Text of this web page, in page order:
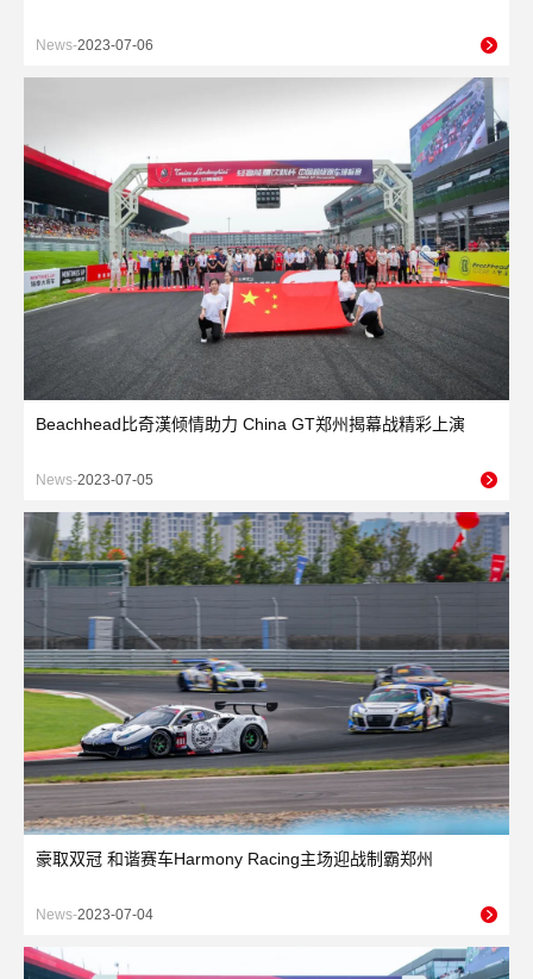
News-2023-07-06
Beachhead比奇漢倾情助力 China GT郑州揭幕战精彩上演
News-2023-07-05
豪取双冠 和谐赛车Harmony Racing主场迎战制霸郑州
News-2023-07-04